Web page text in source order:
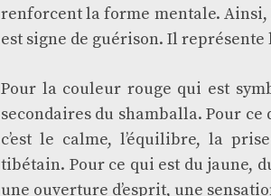
renforcent la forme mentale.
est signe de guérison. Il
Pour la couleur rouge qui est
secondaires du shamballa. Pour
c’est le calme, l’équilibre, la
tibétain. Pour ce qui est du jaune,
une ouverture d’esprit, une